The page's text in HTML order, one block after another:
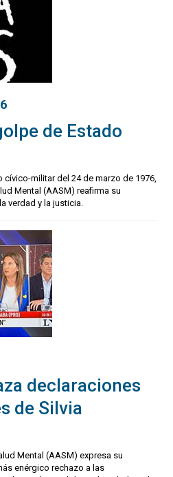
de Estado
militar del 24 de marzo de 1976,
Mental (AASM) reafirma su
verdad y la justicia.
declaraciones
de Silvia
Mental (AASM) expresa su
enérgico rechazo a las